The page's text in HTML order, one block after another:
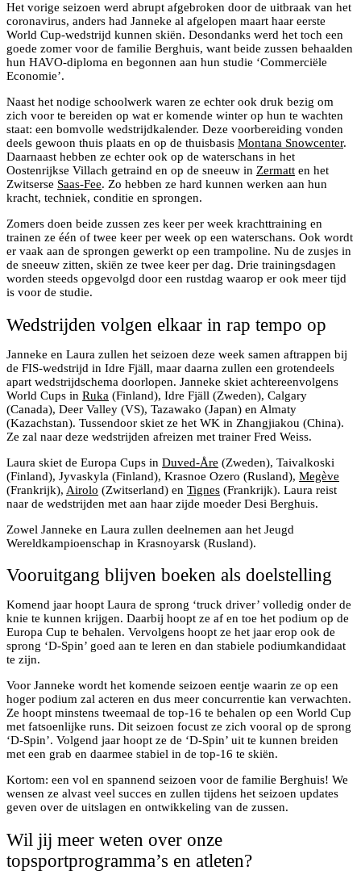
Het vorige seizoen werd abrupt afgebroken door de uitbraak van het
coronavirus, anders had Janneke al afgelopen maart haar eerste
World Cup-wedstrijd kunnen skiën. Desondanks werd het toch een
goede zomer voor de familie Berghuis, want beide zussen behaalden
hun HAVO-diploma en begonnen aan hun studie ‘Commerciële
Economie’.
Naast het nodige schoolwerk waren ze echter ook druk bezig om
zich voor te bereiden op wat er komende winter op hun te wachten
staat: een bomvolle wedstrijdkalender. Deze voorbereiding vonden
deels gewoon thuis plaats en op de thuisbasis Montana Snowcenter.
Daarnaast hebben ze echter ook op de waterschans in het
Oostenrijkse Villach getraind en op de sneeuw in Zermatt en het
Zwitserse Saas-Fee. Zo hebben ze hard kunnen werken aan hun
kracht, techniek, conditie en sprongen.
Zomers doen beide zussen zes keer per week krachttraining en
trainen ze één of twee keer per week op een waterschans. Ook wordt
er vaak aan de sprongen gewerkt op een trampoline. Nu de zusjes in
de sneeuw zitten, skiën ze twee keer per dag. Drie trainingsdagen
worden steeds opgevolgd door een rustdag waarop er ook meer tijd
is voor de studie.
Wedstrijden volgen elkaar in rap tempo op
Janneke en Laura zullen het seizoen deze week samen aftrappen bij
de FIS-wedstrijd in Idre Fjäll, maar daarna zullen een grotendeels
apart wedstrijdschema doorlopen. Janneke skiet achtereenvolgens
World Cups in Ruka (Finland), Idre Fjäll (Zweden), Calgary
(Canada), Deer Valley (VS), Tazawako (Japan) en Almaty
(Kazachstan). Tussendoor skiet ze het WK in Zhangjiakou (China).
Ze zal naar deze wedstrijden afreizen met trainer Fred Weiss.
Laura skiet de Europa Cups in Duved-Åre (Zweden), Taivalkoski
(Finland), Jyvaskyla (Finland), Krasnoe Ozero (Rusland), Megève
(Frankrijk), Airolo (Zwitserland) en Tignes (Frankrijk). Laura reist
naar de wedstrijden met aan haar zijde moeder Desi Berghuis.
Zowel Janneke en Laura zullen deelnemen aan het Jeugd
Wereldkampioenschap in Krasnoyarsk (Rusland).
Vooruitgang blijven boeken als doelstelling
Komend jaar hoopt Laura de sprong ‘truck driver’ volledig onder de
knie te kunnen krijgen. Daarbij hoopt ze af en toe het podium op de
Europa Cup te behalen. Vervolgens hoopt ze het jaar erop ook de
sprong ‘D-Spin’ goed aan te leren en dan stabiele podiumkandidaat
te zijn.
Voor Janneke wordt het komende seizoen eentje waarin ze op een
hoger podium zal acteren en dus meer concurrentie kan verwachten.
Ze hoopt minstens tweemaal de top-16 te behalen op een World Cup
met fatsoenlijke runs. Dit seizoen focust ze zich vooral op de sprong
‘D-Spin’. Volgend jaar hoopt ze de ‘D-Spin’ uit te kunnen breiden
met een grab en daarmee stabiel in de top-16 te skiën.
Kortom: een vol en spannend seizoen voor de familie Berghuis! We
wensen ze alvast veel succes en zullen tijdens het seizoen updates
geven over de uitslagen en ontwikkeling van de zussen.
Wil jij meer weten over onze
topsportprogramma’s en atleten?